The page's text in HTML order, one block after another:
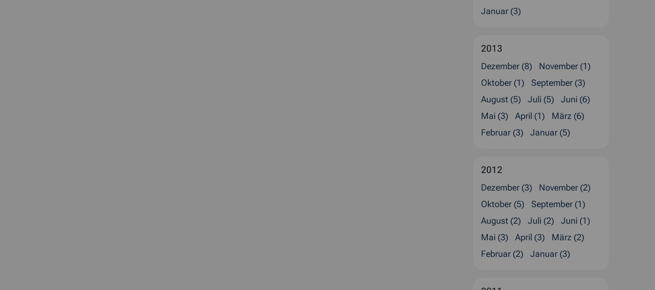
Januar (3)
2013
Dezember (8)
November (1)
Oktober (1)
September (3)
August (5)
Juli (5)
Juni (6)
Mai (3)
April (1)
März (6)
Februar (3)
Januar (5)
2012
Dezember (3)
November (2)
Oktober (5)
September (1)
August (2)
Juli (2)
Juni (1)
Mai (3)
April (3)
März (2)
Februar (2)
Januar (3)